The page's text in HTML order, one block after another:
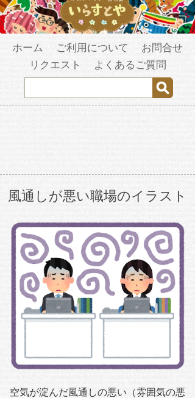
ホーム ご利用について
お問合せ
リクエスト
よくあるご質問
風通しが悪い職場のイラスト
空気が淀んだ風通しの悪い（雰囲気の悪